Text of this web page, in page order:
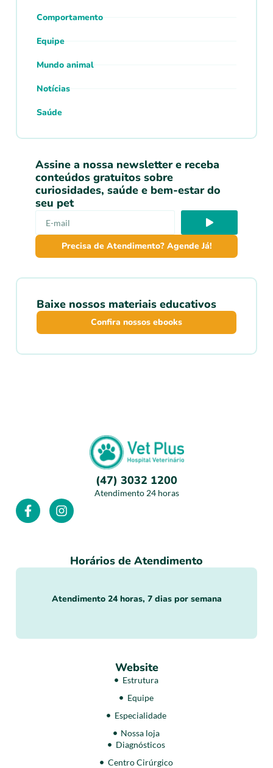
Comportamento
Equipe
Mundo animal
Notícias
Saúde
Assine a nossa newsletter e receba
conteúdos gratuitos sobre
curiosidades, saúde e bem-estar do
seu pet
Precisa de Atendimento? Agende Já!
Baixe nossos materiais educativos
Confira nossos ebooks
(47) 3032 1200
Atendimento 24 horas
Horários de Atendimento
Atendimento 24 horas, 7 dias por semana
Website
Estrutura
Equipe
Especialidade
Nossa loja
Diagnósticos
Centro Cirúrgico